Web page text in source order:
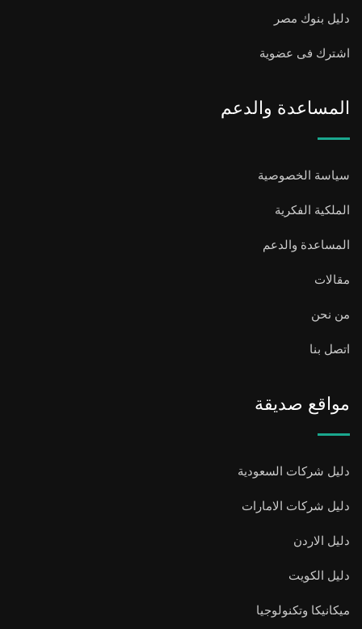
دليل بنوك مصر
اشترك فى عضوية
المساعدة والدعم
سياسة الخصوصية
الملكية الفكرية
المساعدة والدعم
مقالات
من نحن
اتصل بنا
مواقع صديقة
دليل شركات السعودية
دليل شركات الامارات
دليل الاردن
دليل الكويت
ميكانيكا وتكنولوجيا